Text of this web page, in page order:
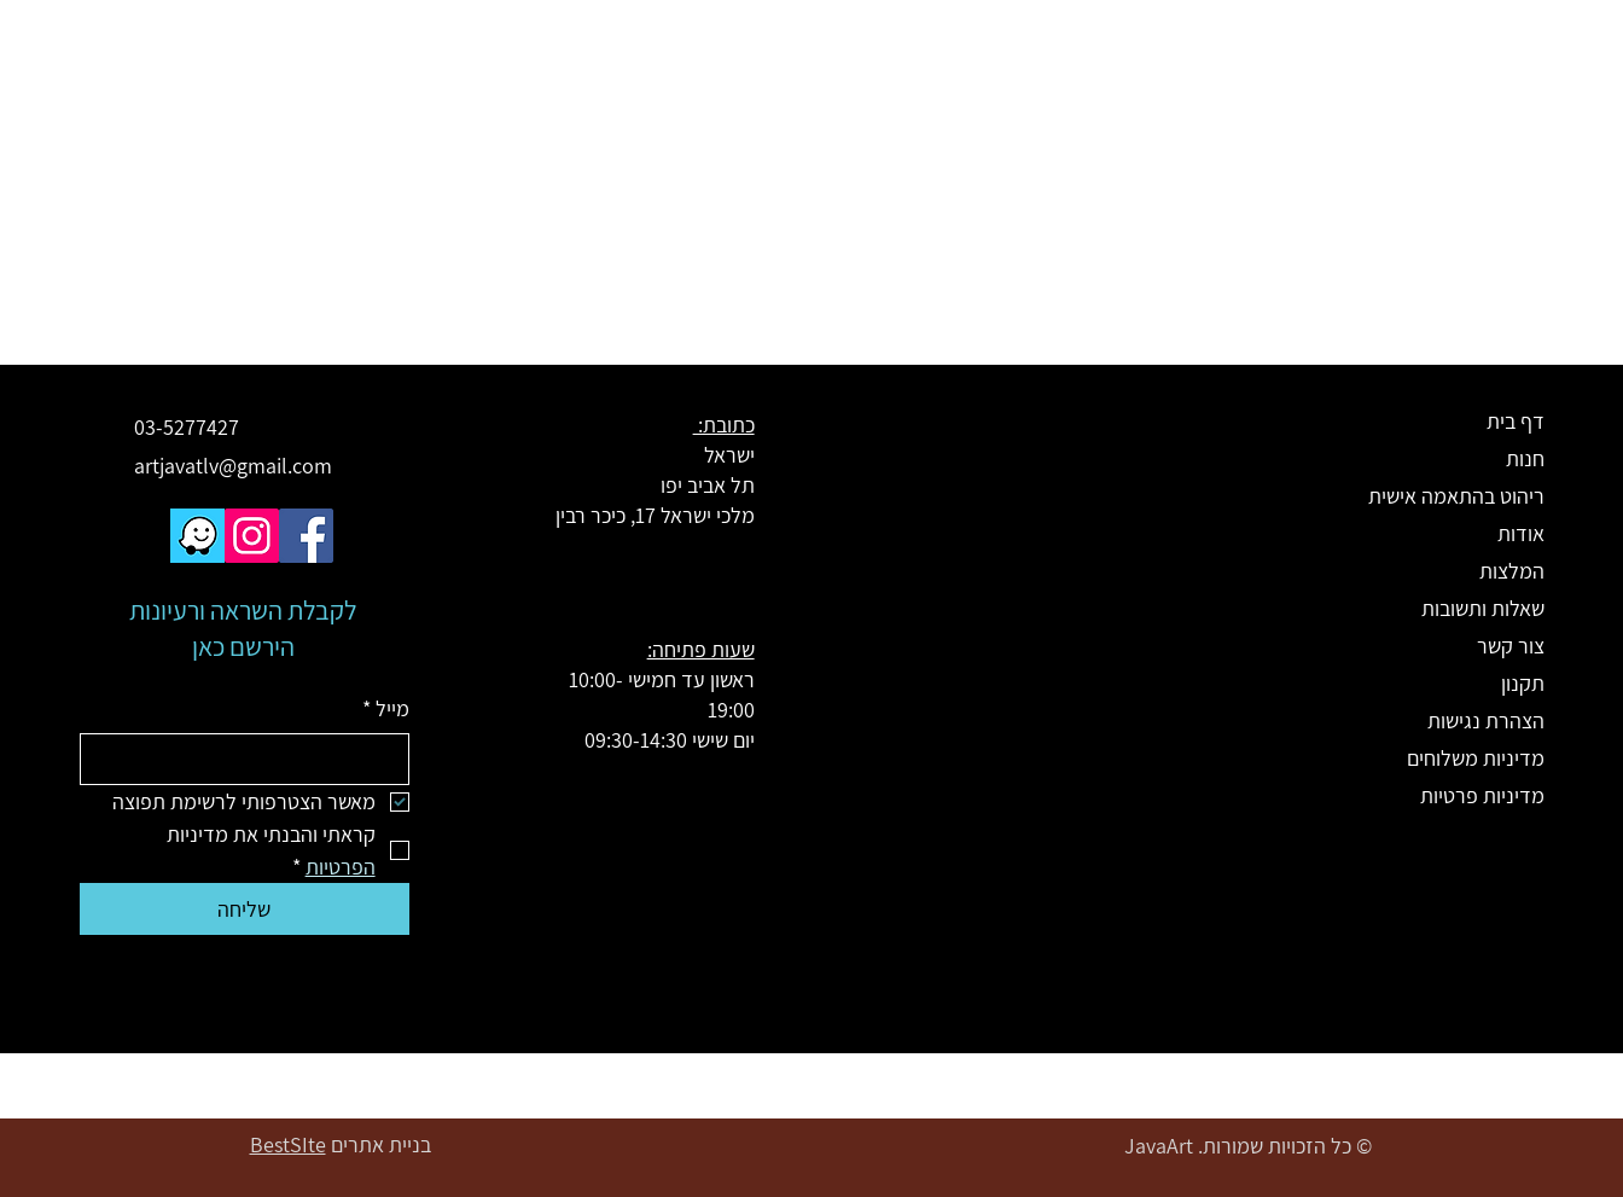
03-5277427
artjavatlv@gmail.com
לקבלת השראה ורעיונות
הירשם כאן
מייל *
מאשר הצטרפותי לרשימת תפוצה
קראתי והבנתי את מדיניות
הפרטיות *
שליחה
כתובת:
ישראל
תל אביב יפו
מלכי ישראל 17, כיכר רבין
שעות פתיחה:
ראשון עד חמישי 10:00-
19:00
יום שישי 09:30-14:30
דף בית
חנות
ריהוט בהתאמה אישית
אודות
המלצות
שאלות ותשובות
צור קשר
תקנון
הצהרת נגישות
מדיניות משלוחים
מדיניות פרטיות
© כל הזכויות שמורות. JavaArt בניית אתריםBestSIte